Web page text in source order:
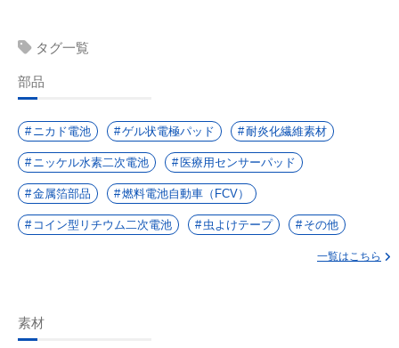
タグ一覧
部品
ニカド電池 ゲル状電極パッド 耐炎化繊維素材
ニッケル水素二次電池 医療用センサーパッド
金属箔部品 燃料電池自動車（FCV）
コイン型リチウム二次電池 虫よけテープ その他
一覧はこちら
素材